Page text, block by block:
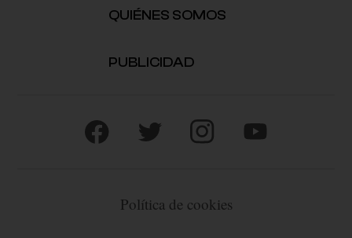
QUIÉNES SOMOS
PUBLICIDAD
Política de cookies